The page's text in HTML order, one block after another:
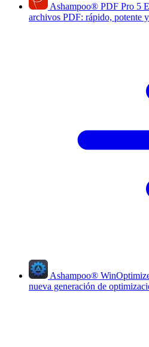
Ashampoo® PDF Pro 5
archivos PDF: rápido, potente
Ashampoo®
nueva generación de